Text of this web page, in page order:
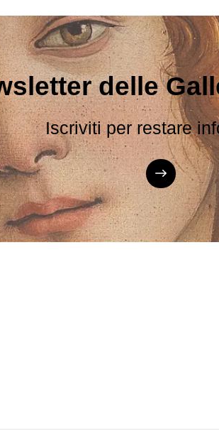
delle
Iscriviti per restare